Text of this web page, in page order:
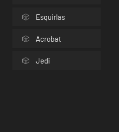
Esquirlas
Acrobat
Jedi